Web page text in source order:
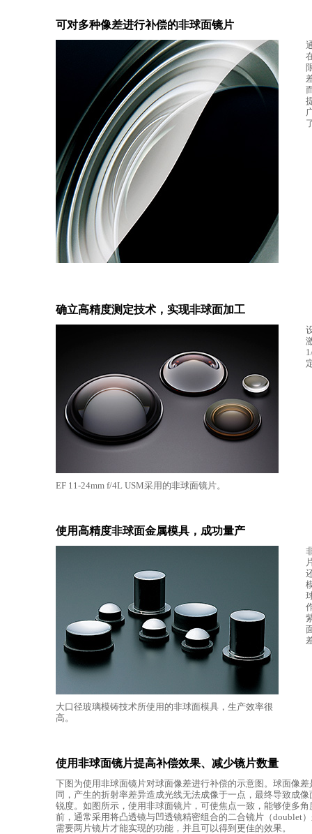
可对多种像差进行补偿的非球面镜片
确立高精度测定技术，实现非球面加工
EF 11-24mm f/4L USM采用的非球面镜片。
使用高精度非球面金属模具，成功量产
大口径玻璃模铸技术所使用的非球面模具，生产效率很
高。
使用非球面镜片提高补偿效果、减少镜片数量
下图为使用非球面镜片对球面像差进行补偿的示意图。球面像
同，产生的折射率差异造成光线无法成像于一点，最终导致成
锐度。如图所示，使用非球面镜片，可使焦点一致，能够使多
前，通常采用将凸透镜与凹透镜精密组合的二合镜片（doublet
需要两片镜片才能实现的功能，并且可以得到更佳的效果。